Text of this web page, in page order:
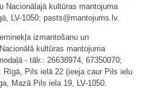
Nacionālajā kultūras mantojuma
LV-1050; pasts@mantojums.lv.
izmantošanu un
kultūras mantojuma
- tālr.: 26638974, 67350070;
Rīgā, Pils ielā 22 (ieeja caur Pils ielu
Mazā Pils iela 19, LV-1050.